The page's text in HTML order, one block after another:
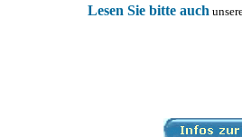
Lesen Sie bitte auch